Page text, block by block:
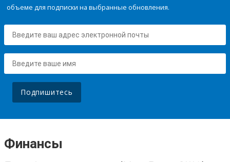
объеме для подписки на выбранные обновления.
Подпишитесь
Финансы